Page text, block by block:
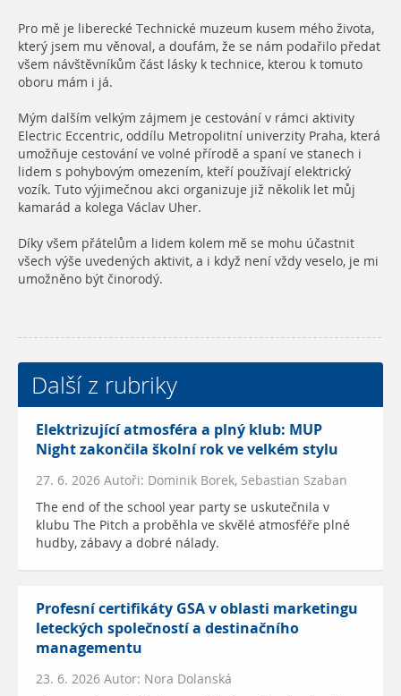
Pro mě je liberecké Technické muzeum kusem mého života,
který jsem mu věnoval, a doufám, že se nám podařilo předat
všem návštěvníkům část lásky k technice, kterou k tomuto
oboru mám i já.
Mým dalším velkým zájmem je cestování v rámci aktivity
Electric Eccentric, oddílu Metropolitní univerzity Praha, která
umožňuje cestování ve volné přírodě a spaní ve stanech i
lidem s pohybovým omezením, kteří používají elektrický
vozík. Tuto výjimečnou akci organizuje již několik let můj
kamarád a kolega Václav Uher.
Díky všem přátelům a lidem kolem mě se mohu účastnit
všech výše uvedených aktivit, a i když není vždy veselo, je mi
umožněno být činorodý.
Další z rubriky
Elektrizující atmosféra a plný klub: MUP
Night zakončila školní rok ve velkém stylu
27. 6. 2026 Autoři: Dominik Borek, Sebastian Szaban
The end of the school year party se uskutečnila v
klubu The Pitch a proběhla ve skvělé atmosféře plné
hudby, zábavy a dobré nálady.
Profesní certifikáty GSA v oblasti marketingu
leteckých společností a destinačního
managementu
23. 6. 2026 Autor: Nora Dolanská